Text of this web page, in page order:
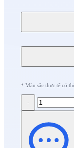
* Màu sắc thực tế có
-